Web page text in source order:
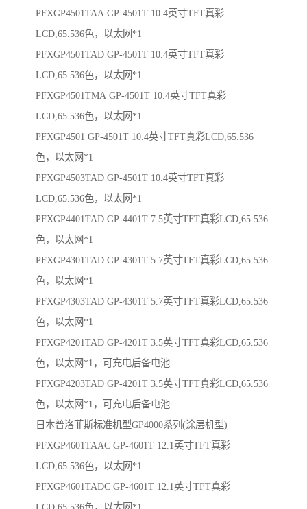
PFXGP4501TAA GP-4501T 10.4英寸TFT真彩
LCD,65.536色，以太网*1
PFXGP4501TAD GP-4501T 10.4英寸TFT真彩
LCD,65.536色，以太网*1
PFXGP4501TMA GP-4501T 10.4英寸TFT真彩
LCD,65.536色，以太网*1
PFXGP4501 GP-4501T 10.4英寸TFT真彩LCD,65.536
色，以太网*1
PFXGP4503TAD GP-4501T 10.4英寸TFT真彩
LCD,65.536色，以太网*1
PFXGP4401TAD GP-4401T 7.5英寸TFT真彩LCD,65.536
色，以太网*1
PFXGP4301TAD GP-4301T 5.7英寸TFT真彩LCD,65.536
色，以太网*1
PFXGP4303TAD GP-4301T 5.7英寸TFT真彩LCD,65.536
色，以太网*1
PFXGP4201TAD GP-4201T 3.5英寸TFT真彩LCD,65.536
色，以太网*1，可充电后备电池
PFXGP4203TAD GP-4201T 3.5英寸TFT真彩LCD,65.536
色，以太网*1，可充电后备电池
日本普洛菲斯标准机型GP4000系列(涂层机型)
PFXGP4601TAAC GP-4601T 12.1英寸TFT真彩
LCD,65.536色，以太网*1
PFXGP4601TADC GP-4601T 12.1英寸TFT真彩